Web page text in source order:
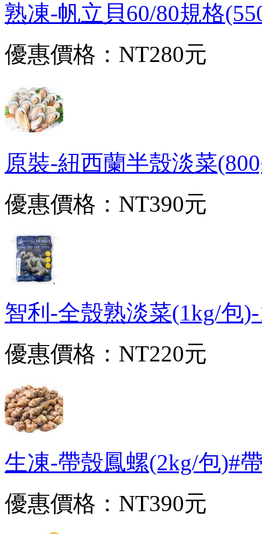
熟凍-帆立貝60/80規格
優惠價格： NT280元
原裝-紐西蘭半殼淡菜
優惠價格： NT390元
智利-全殼熟淡菜(1kg/包
優惠價格： NT220元
生凍-帶殼鳳螺(2kg/包)#
優惠價格： NT390元